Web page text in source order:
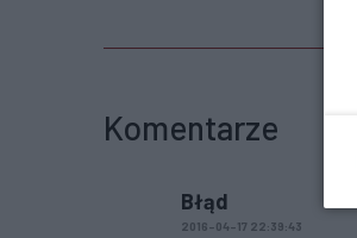
Komentarze
Błąd
2016-04-17 22:39:43